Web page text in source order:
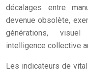
décalages entre
devenue obsolète,
générations, visuel
intelligence collective
Les indicateurs de